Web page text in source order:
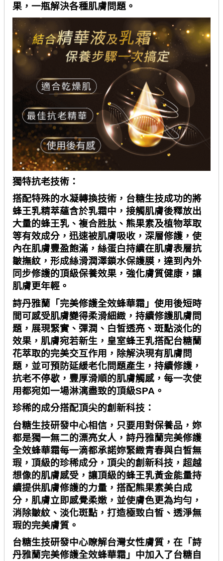
果，一瓶解決各種肌膚問題。
獨特抗老技術：
搭配特殊的水凝轉換技術，台糖生技成功的將
蜂王乳精萃蘊含於乳霜中，接觸肌膚後釋放出
大量的蜂王乳、複合胜肽、熊果素及植物萃取
等有效成分，迅速被肌膚吸收，深層修護，使
內在肌膚豐盈飽滿，絲蛋白持續在肌膚表層抗
皺撫紋，形成絲滑潤澤鎖水保護膜，達到內外
同步修護的頂級保養效果，強化膚質健康，讓
肌膚更年輕。
詩丹雅蘭「完美修護全效蜂華霜」使用後短時
間可感受肌膚變得柔滑細緻，持續修護肌膚問
題，展現緊實、彈潤、白皙透亮、斑點淡化的
效果，肌膚宛若新生，皇室蜂王乳搭配台糖蘭
花萃取的完美交互作用，除解決現有肌膚問
題，並可預防延緩老化問題產生，持續修護，
抗老不停歇，豐厚滑順的肌膚觸感，每一次使
用都宛如一場淋漓盡致的頂級SPA 。
珍稀的成分搭配頂尖的創新科技：
台糖生技研發中心相信，只要用對保養品，妳
都是獨一無二的漂亮女人，詩丹雅蘭完美修護
全效蜂華霜每一滴都承諾妳緊緻青春與白皙無
瑕，頂級的珍稀成分，頂尖的創新科技，超越
想像的肌膚感受，讓頂級的蜂王乳黃金能量持
續提供肌膚修護的力量，搭配熊果素美白成
分，肌膚立即感覺柔嫩，並使膚色更為均勻，
消除皺紋、淡化斑點，打造極致白皙、透淨無
瑕的完美膚質。
台糖生技研發中心瞭解台灣女性膚質，在「詩
丹雅蘭完美修護全效蜂華霜」中加入了台糖自